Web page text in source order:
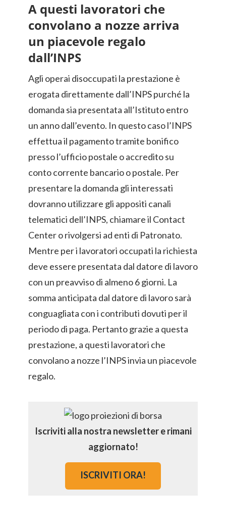
A questi lavoratori che
convolano a nozze arriva
un piacevole regalo
dall’INPS
Agli operai disoccupati la prestazione è
erogata direttamente dall’INPS purché la
domanda sia presentata all’Istituto entro
un anno dall’evento. In questo caso l’INPS
effettua il pagamento tramite bonifico
presso l’ufficio postale o accredito su
conto corrente bancario o postale. Per
presentare la domanda gli interessati
dovranno utilizzare gli appositi canali
telematici dell’INPS, chiamare il Contact
Center o rivolgersi ad enti di Patronato.
Mentre per i lavoratori occupati la richiesta
deve essere presentata dal datore di lavoro
con un preavviso di almeno 6 giorni. La
somma anticipata dal datore di lavoro sarà
conguagliata con i contributi dovuti per il
periodo di paga. Pertanto grazie a questa
prestazione, a questi lavoratori che
convolano a nozze l’INPS invia un piacevole
regalo.
Iscriviti alla nostra newsletter e rimani
aggiornato!
ISCRIVITI ORA!